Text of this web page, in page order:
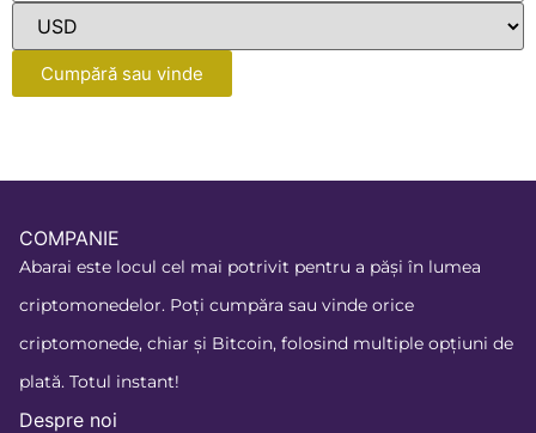
Cumpără sau vinde
COMPANIE
Abarai este locul cel mai potrivit pentru a păși în lumea
criptomonedelor. Poți cumpăra sau vinde orice
criptomonede, chiar și Bitcoin, folosind multiple opțiuni de
plată. Totul instant!
Despre noi